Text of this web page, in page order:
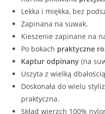
Lekka i miękka, bez
Zapinana na suwak.
Kieszenie zapinane na
Po bokach praktyczne
Kaptur odpinany(na
Uszyta z wielką
Doskonała do wielu
praktyczna.
Skład wierzch 100%